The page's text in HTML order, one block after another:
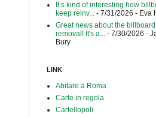
It’s kind of interesting how
keep reinv... - 7/31/2026 - Eva
Great news about the billboard
removal! It's a... - 7/30/2026 -
Bury
LINK
Abitare a Roma
Carte in regola
Cartellopoli